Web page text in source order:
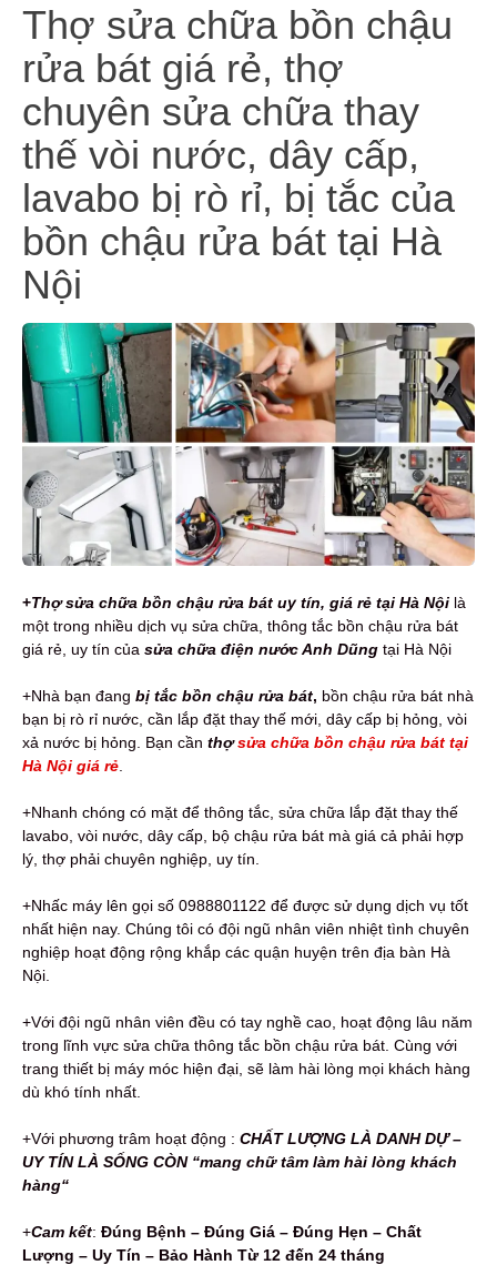
Thợ sửa chữa bồn chậu
rửa bát giá rẻ, thợ
chuyên sửa chữa thay
thế vòi nước, dây cấp,
lavabo bị rò rỉ, bị tắc của
bồn chậu rửa bát tại Hà
Nội
+Thợ sửa chữa bồn chậu rửa bát uy tín, giá rẻ tại Hà Nội là
một trong nhiều dịch vụ sửa chữa, thông tắc bồn chậu rửa bát
giá rẻ, uy tín của sửa chữa điện nước Anh Dũng tại Hà Nội
+Nhà bạn đang bị tắc bồn chậu rửa bát, bồn chậu rửa bát nhà
bạn bị rò rỉ nước, cần lắp đặt thay thế mới, dây cấp bị hỏng, vòi
xả nước bị hỏng. Bạn cần thợsửa chữa bồn chậu rửa bát tại
Hà Nội giá rẻ
+Nhanh chóng có mặt để thông tắc, sửa chữa lắp đặt thay thế
lavabo, vòi nước, dây cấp, bộ chậu rửa bát mà giá cả phải hợp
lý, thợ phải chuyên nghiệp, uy tín.
+Nhấc máy lên gọi số 0988801122 để được sử dụng dịch vụ tốt
nhất hiện nay. Chúng tôi có đội ngũ nhân viên nhiệt tình chuyên
nghiệp hoạt động rộng khắp các quận huyện trên địa bàn Hà
Nội.
+Với đội ngũ nhân viên đều có tay nghề cao, hoạt động lâu năm
trong lĩnh vực sửa chữa thông tắc bồn chậu rửa bát. Cùng với
trang thiết bị máy móc hiện đại, sẽ làm hài lòng mọi khách hàng
dù khó tính nhất.
+Với phương trâm hoạt động : CHẤT LƯỢNG LÀ DANH DỰ –
UY TÍN LÀ SỐNG CÒN “mang chữ tâm làm hài lòng khách
hàng“
+Cam kết: Đúng Bệnh – Đúng Giá – Đúng Hẹn – Chất
Lượng – Uy Tín – Bảo Hành Từ 12 đến 24 tháng